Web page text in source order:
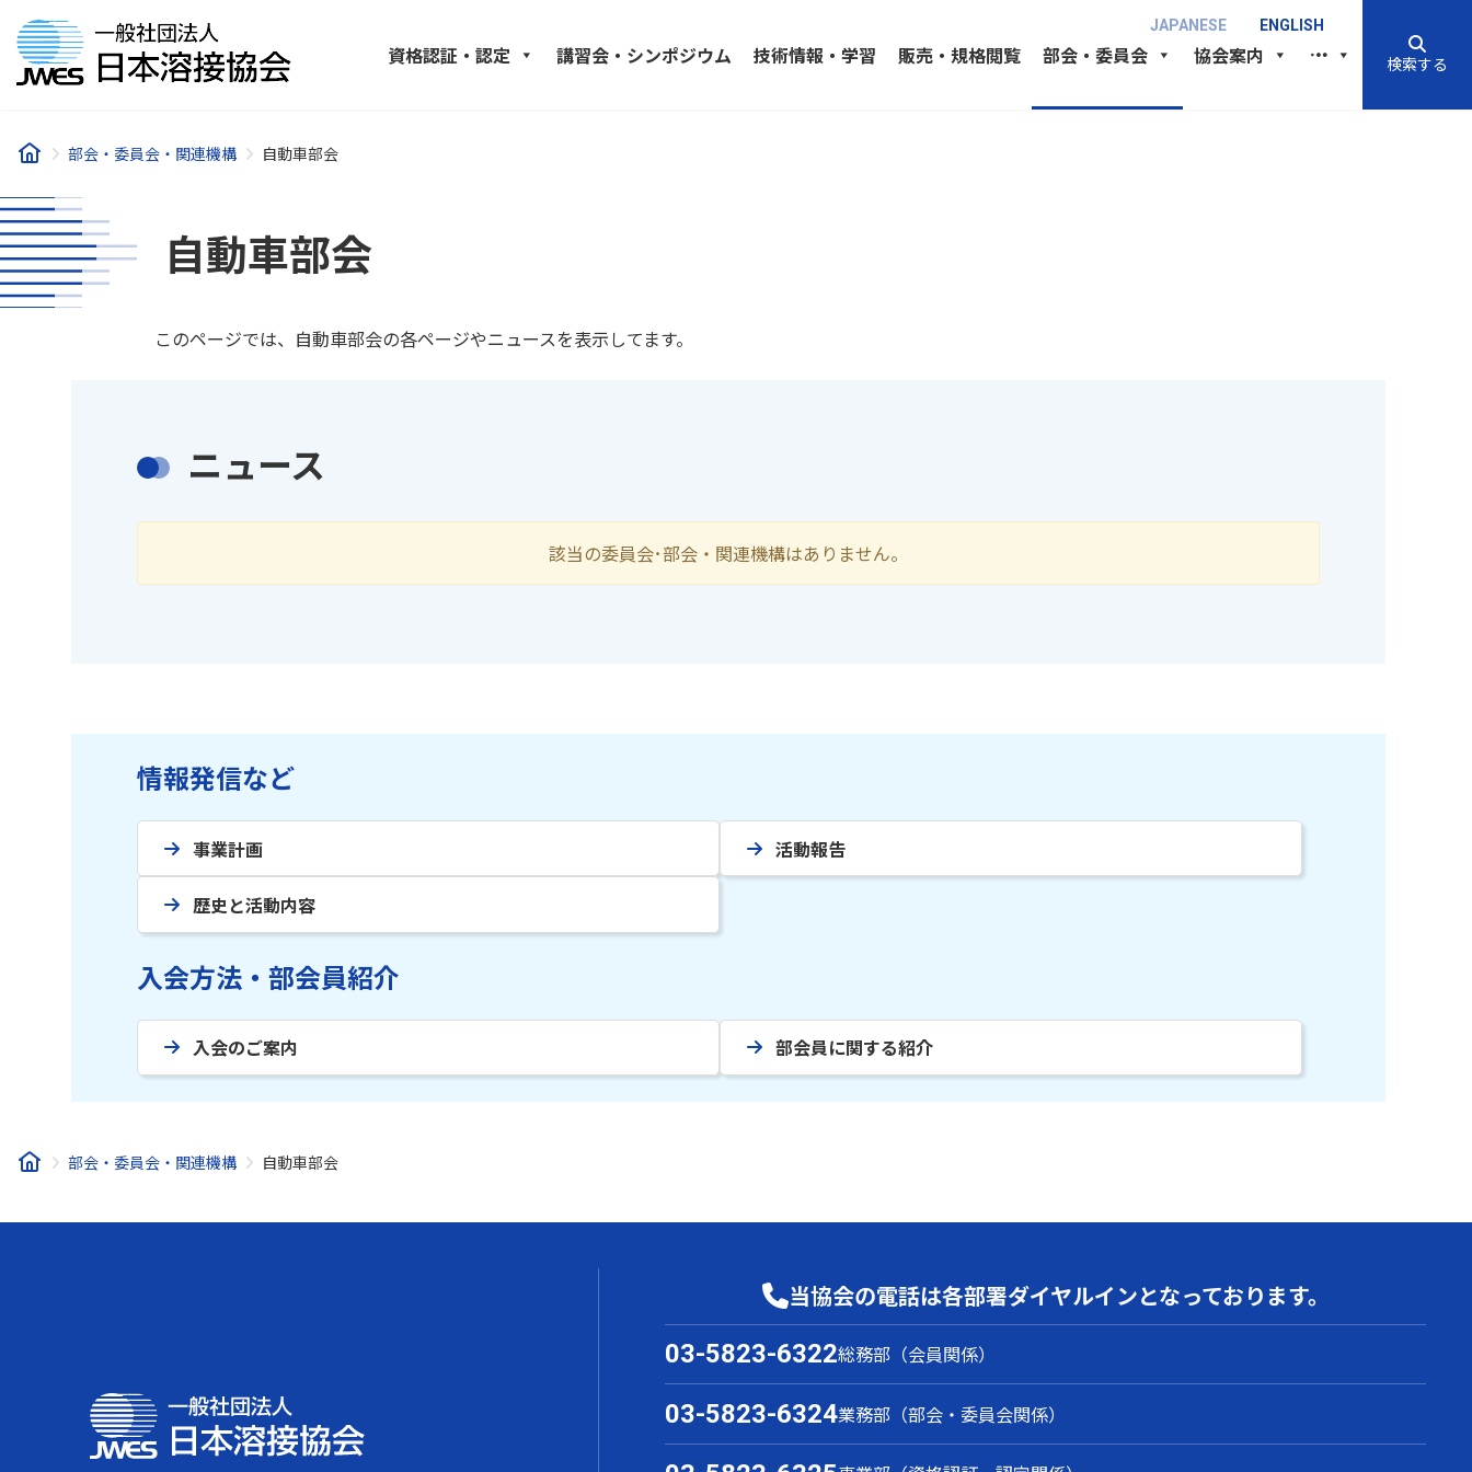
キ
ッ
プ
に
移
動
JAPANESE ENGLISH
検索する
資格認証・認定 講習会・シンポジウム 技術情報・学習 販売・規格閲覧 部会・委員会 協会案内
部会・委員会・関連機構 自動車部会
自動車部会
このページでは、自動車部会の各ページやニュースを表示してます。
ニュース
該当の委員会･部会・関連機構はありません。
情報発信など
事業計画 活動報告
歴史と活動内容
入会方法・部会員紹介
入会のご案内 部会員に関する紹介
部会・委員会・関連機構 自動車部会
当協会の電話は各部署ダイヤルインとなっております。
03-5823-6322総務部（会員関係）
03-5823-6324業務部（部会・委員会関係）